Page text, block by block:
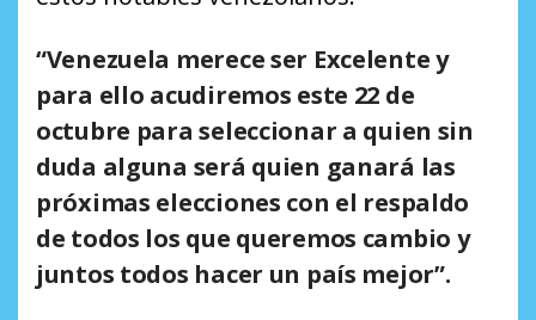
“Venezuela merece ser Excelente y
para ello acudiremos este 22 de
octubre para seleccionar a quien sin
duda alguna será quien ganará las
próximas elecciones con el respaldo
de todos los que queremos cambio y
juntos todos hacer un país mejor”.